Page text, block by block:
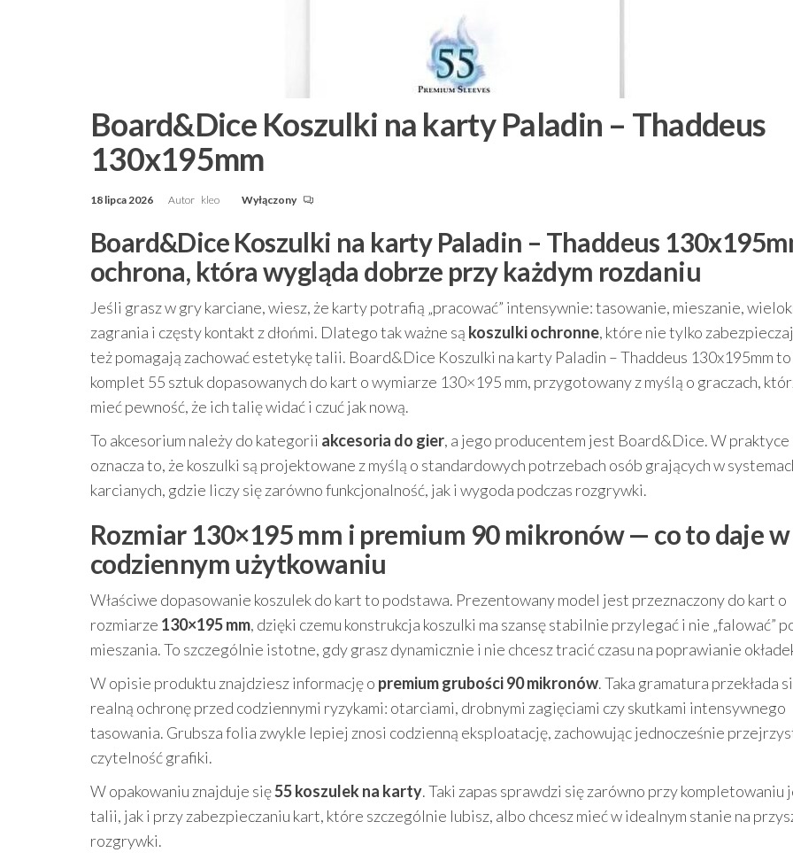
Board&Dice Koszulki na karty Paladin – Thaddeus
130x195mm
18 lipca 2026 Autor kleo Wyłączony
Board&Dice Koszulki na karty Paladin – Thaddeus
ochrona, która wygląda dobrze przy każdym rozdaniu
Jeśli grasz w gry karciane, wiesz, że karty potrafią „pracować” intensywnie: tasowanie, mieszanie,
zagrania i częsty kontakt z dłońmi. Dlatego tak ważne są koszulki ochronne, które nie tylko
też pomagają zachować estetykę talii. Board&Dice Koszulki na karty Paladin – Thaddeus 130x195mm to
komplet 55 sztuk dopasowanych do kart o wymiarze 130×195 mm, przygotowany z myślą o graczach,
mieć pewność, że ich talię widać i czuć jak nową.
To akcesorium należy do kategorii akcesoria do gier, a jego producentem jest Board&Dice. W praktyce
oznacza to, że koszulki są projektowane z myślą o standardowych potrzebach osób grających w
karcianych, gdzie liczy się zarówno funkcjonalność, jak i wygoda podczas rozgrywki.
Rozmiar 130×195 mm i premium 90 mikronów — co to daje w
codziennym użytkowaniu
Właściwe dopasowanie koszulek do kart to podstawa. Prezentowany model jest przeznaczony do kart o
rozmiarze 130×195 mm, dzięki czemu konstrukcja koszulki ma szansę stabilnie przylegać i nie „falować”
mieszania. To szczególnie istotne, gdy grasz dynamicznie i nie chcesz tracić czasu na poprawianie
W opisie produktu znajdziesz informację o premium grubości 90 mikronów. Taka gramatura przekłada
realną ochronę przed codziennymi ryzykami: otarciami, drobnymi zagięciami czy skutkami intensywnego
tasowania. Grubsza folia zwykle lepiej znosi codzienną eksploatację, zachowując jednocześnie
czytelność grafiki.
W opakowaniu znajduje się55 koszulek na karty. Taki zapas sprawdzi się zarówno przy kompletowaniu
talii, jak i przy zabezpieczaniu kart, które szczególnie lubisz, albo chcesz mieć w idealnym stanie na
rozgrywki.